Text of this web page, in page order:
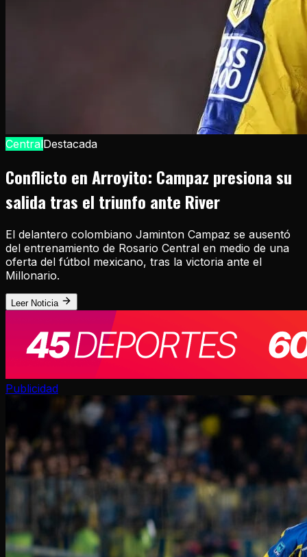
CentralDestacada
Conflicto en Arroyito: Campaz presiona su
salida tras el triunfo ante River
El delantero colombiano Jaminton Campaz se ausentó
del entrenamiento de Rosario Central en medio de una
oferta del fútbol mexicano, tras la victoria ante el
Millonario.
Leer Noticia
Publicidad